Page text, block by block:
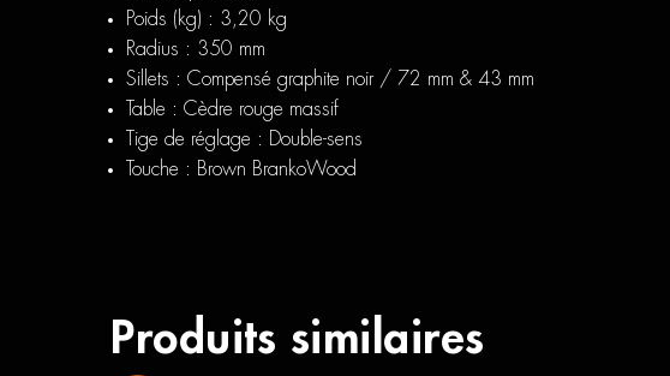
Poids (kg) : 3,20 kg
Radius : 350 mm
Sillets : Compensé graphite noir / 72 mm & 43 mm
Table : Cèdre rouge massif
Tige de réglage : Double-sens
Touche : Brown BrankoWood
Produits similaires